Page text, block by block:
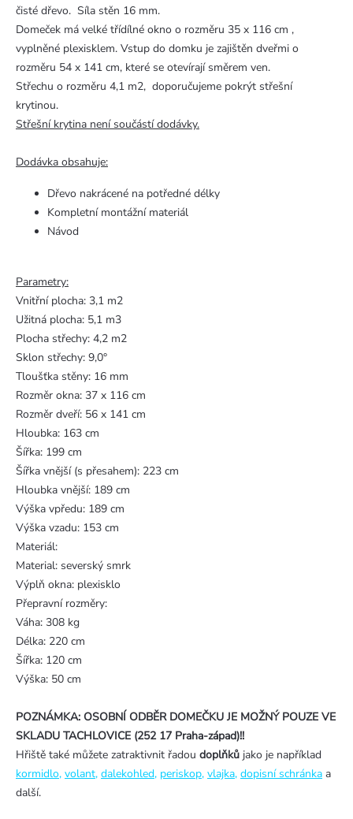
čisté dřevo. Síla stěn 16 mm.
Domeček má velké třídílné okno o rozměru 35 x 116 cm ,
vyplněné plexisklem. Vstup do domku je zajištěn dveřmi o
rozměru 54 x 141 cm, které se otevírají směrem ven.
Střechu o rozměru 4,1 m2, doporučujeme pokrýt střešní
krytinou.
Střešní krytina není součástí dodávky.
Dodávka obsahuje:
Dřevo nakrácené na potředné délky
Kompletní montážní materiál
Návod
Parametry:
Vnitřní plocha: 3,1 m2
Užitná plocha: 5,1 m3
Plocha střechy: 4,2 m2
Sklon střechy: 9,0°
Tloušťka stěny: 16 mm
Rozměr okna: 37 x 116 cm
Rozměr dveří: 56 x 141 cm
Hloubka: 163 cm
Šířka: 199 cm
Šířka vnější (s přesahem): 223 cm
Hloubka vnější: 189 cm
Výška vpředu: 189 cm
Výška vzadu: 153 cm
Materiál:
Material: severský smrk
Výplň okna: plexisklo
Přepravní rozměry:
Váha: 308 kg
Délka: 220 cm
Šířka: 120 cm
Výška: 50 cm
POZNÁMKA: OSOBNÍ ODBĚR DOMEČKU JE MOŽNÝ POUZE VE
SKLADU TACHLOVICE (252 17 Praha-západ)!!
Hřiště také můžete zatraktivnit řadou doplňků jako je například
kormidlo, volant, dalekohled, periskop, vlajka, dopisní schránka a
další.